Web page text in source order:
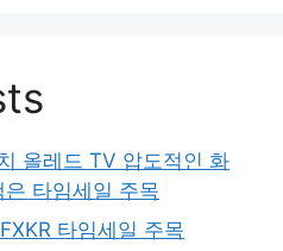
올레드 TV 압도적인 화
타임세일 주목
타임세일 주목